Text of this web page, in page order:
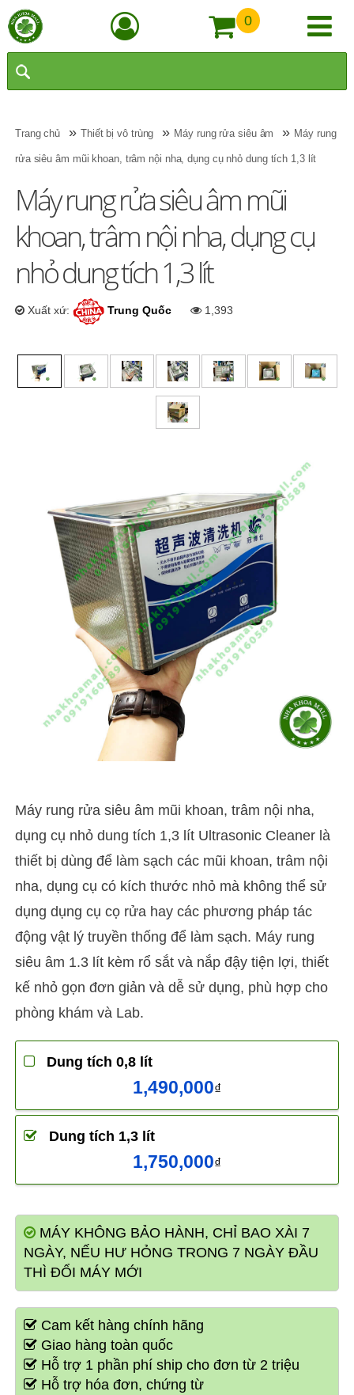
0
Trang chủ »Thiết bị vô trùng » Máy rung rửa siêu âm » Máy rung
rửa siêu âm mũi khoan, trâm nội nha, dụng cụ nhỏ dung tích 1,3 lít
Máy rung rửa siêu âm mũi
khoan, trâm nội nha, dụng cụ
nhỏ dung tích 1,3 lít
Xuất xứ: Trung Quốc 1,393
Máy rung rửa siêu âm mũi khoan, trâm nội nha,
dụng cụ nhỏ dung tích 1,3 lít Ultrasonic Cleaner là
thiết bị dùng để làm sạch các mũi khoan, trâm nội
nha, dụng cụ có kích thước nhỏ mà không thể sử
dụng dụng cụ cọ rửa hay các phương pháp tác
động vật lý truyền thống để làm sạch. Máy rung
siêu âm 1.3 lít kèm rổ sắt và nắp đậy tiện lợi, thiết
kế nhỏ gọn đơn giản và dễ sử dụng, phù hợp cho
phòng khám và Lab.
Dung tích 0,8 lít
1,490,000₫
Dung tích 1,3 lít
1,750,000₫
MÁY KHÔNG BẢO HÀNH, CHỈ BAO XÀI 7
NGÀY, NẾU HƯ HỎNG TRONG 7 NGÀY ĐẦU
THÌ ĐỔI MÁY MỚI
Cam kết hàng chính hãng
Giao hàng toàn quốc
Hỗ trợ 1 phần phí ship cho đơn từ 2 triệu
Hỗ trợ hóa đơn, chứng từ